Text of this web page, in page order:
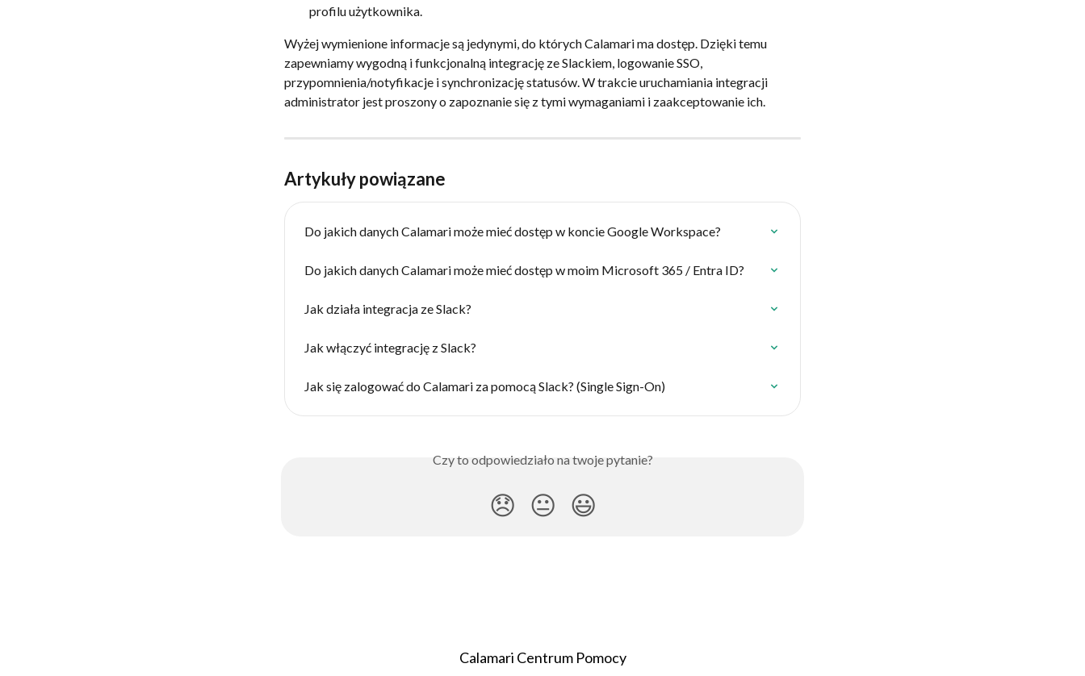
profilu użytkownika.
Wyżej wymienione informacje są jedynymi, do których Calamari ma dostęp. Dzięki temu
zapewniamy wygodną i funkcjonalną integrację ze Slackiem, logowanie SSO,
przypomnienia/notyfikacje i synchronizację statusów. W trakcie uruchamiania integracji
administrator jest proszony o zapoznanie się z tymi wymaganiami i zaakceptowanie ich.
Artykuły powiązane
Do jakich danych Calamari może mieć dostęp w koncie Google Workspace?
Do jakich danych Calamari może mieć dostęp w moim Microsoft 365 / Entra ID?
Jak działa integracja ze Slack?
Jak włączyć integrację z Slack?
Jak się zalogować do Calamari za pomocą Slack? (Single Sign-On)
Czy to odpowiedziało na twoje pytanie?
😞 😐 😃
Calamari Centrum Pomocy